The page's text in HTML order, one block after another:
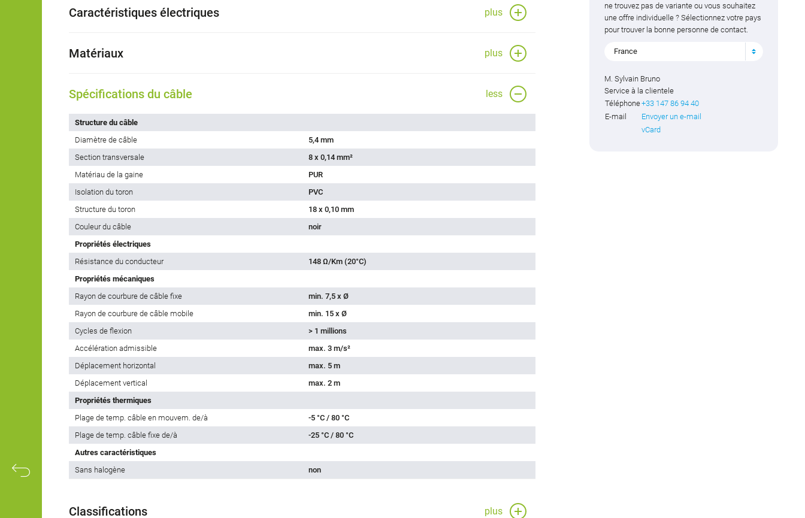
Caractéristiques électriques plus
Matériaux plus
Spécifications du câble less
Structure du câble
Diamètre de câble
5,4 mm
Section transversale
8 x 0,14 mm²
Matériau de la gaine
PUR
Isolation du toron
PVC
Structure du toron
18 x 0,10 mm
Couleur du câble
noir
Propriétés électriques
Résistance du conducteur
148 Ω/Km (20°C)
Propriétés mécaniques
Rayon de courbure de câble fixe
min. 7,5 x Ø
Rayon de courbure de câble mobile
min. 15 x Ø
Cycles de flexion
> 1 millions
Accélération admissible
max. 3 m/s²
Déplacement horizontal
max. 5 m
Déplacement vertical
max. 2 m
Propriétés thermiques
Plage de temp. câble en mouvem. de/à
-5 °C / 80 °C
Plage de temp. câble fixe de/à
-25 °C / 80 °C
Autres caractéristiques
Sans halogène
non
Classifications plus
ne trouvez pas de variante ou vous souhaitez
une offre individuelle ? Sélectionnez votre pays
pour trouver la bonne personne de contact.
France
M. Sylvain Bruno
Service à la clientele
Téléphone+33 147 86 94 40
E-mail
Envoyer un e-mail
vCard